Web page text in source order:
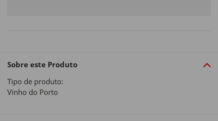
Sobre este Produto
Tipo de produto:
Vinho do Porto